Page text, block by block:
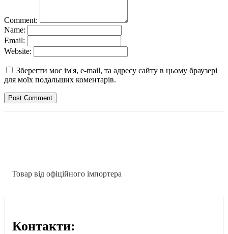
Comment:
Name:
Email:
Website:
Зберегти моє ім'я, e-mail, та адресу сайту в цьому браузері
для моїх подальших коментарів.
Товар від офіційного імпортера
Контакти: